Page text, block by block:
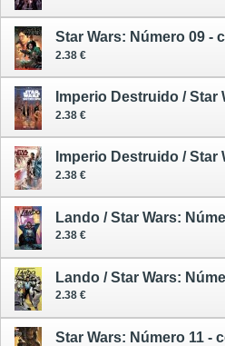
Star Wars: Número 09 -
2.38 €
2.38 €
2.38 €
Lando / Star Wars:
2.38 €
Lando / Star Wars:
2.38 €
Star Wars: Número 11 -